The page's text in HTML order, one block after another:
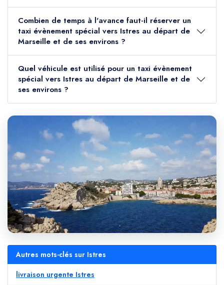
Combien de temps à l'avance faut-il réserver un
taxi évènement spécial vers Istres au départ de
Marseille et de ses environs ?
Quel véhicule est utilisé pour un taxi évènement
spécial vers Istres au départ de Marseille et de
ses environs ?
Autres mots-clés sur Istres
livraison urgente Istres